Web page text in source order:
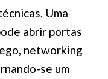
Uma
abrir portas
networking
se um